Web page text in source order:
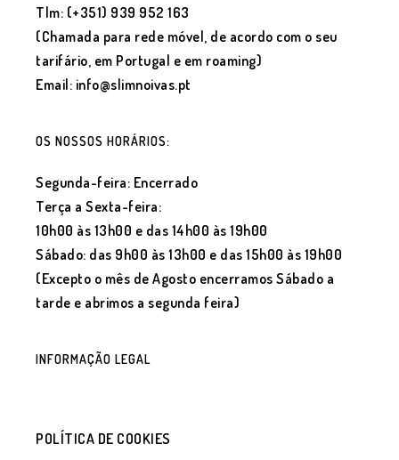
Tlm: (+351) 939 952 163
(Chamada para rede móvel, de acordo com o seu
tarifário, em Portugal e em roaming)
Email: info@slimnoivas.pt
OS NOSSOS HORÁRIOS:
Segunda-feira: Encerrado
Terça a Sexta-feira:
10h00 às 13h00 e das 14h00 às 19h00
Sábado: das 9h00 às 13h00 e das 15h00 às 19h00
(Excepto o mês de Agosto encerramos Sábado a
tarde e abrimos a segunda feira)
INFORMAÇÃO LEGAL
POLÍTICA DE COOKIES